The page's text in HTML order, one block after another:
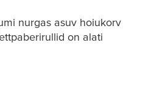
nurgas asuv hoiukorv
on alati